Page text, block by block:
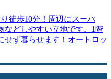
徒歩10分！周辺にスーパ
などしやすい立地です。1階
せず暮らせます！オートロッ